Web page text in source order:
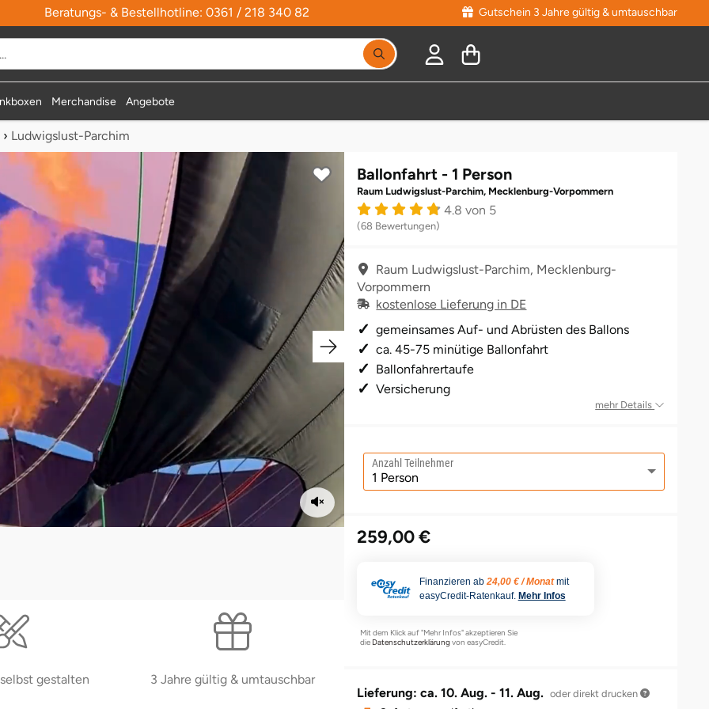
Beratungs- & Bestellhotline: 0361 / 218 340 82 Gutschein 3 Jahre gültig & umtauschbar
Merchandise Angebote
› Ludwigslust-Parchim
gestalten 3 Jahre gültig & umtauschbar
Ballonfahrt - 1 Person
Raum Ludwigslust-Parchim, Mecklenburg-Vorpommern
4.8 von 5
(68 Bewertungen)
Raum Ludwigslust-Parchim, Mecklenburg-
Vorpommern
kostenlose Lieferung in DE
gemeinsames Auf- und Abrüsten des Ballons
ca. 45-75 minütige Ballonfahrt
Ballonfahrertaufe
Versicherung
mehr Details
Anzahl Teilnehmer
259,00 €
Finanzieren ab 24,00 € / Monat mit
easyCredit-Ratenkauf. Mehr Infos
Mit dem Klick auf "Mehr Infos" akzeptieren Sie
die Datenschutzerklärungvon easyCredit.
Lieferung: ca. 10. Aug. - 11. Aug. oder direkt drucken